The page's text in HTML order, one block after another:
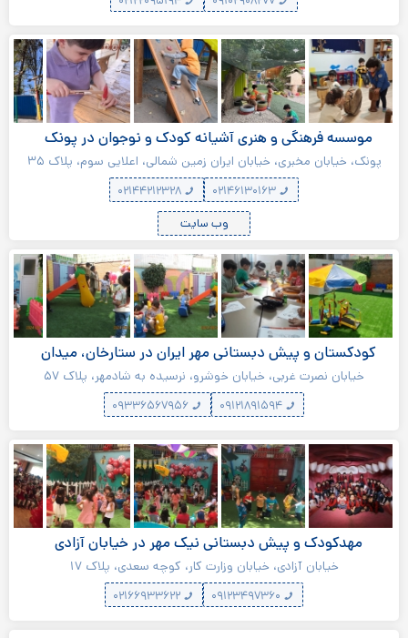
موسسه فرهنگی و هنری آشیانه کودک و نوجوان در پونک
پونک، خیابان مخبری، خیابان ایران زمین شمالی، اعلایی سوم، پلاک ۳۵
وب سایت
کودکستان و پیش دبستانی مهر ایران در ستارخان، میدان
توحید
خیابان نصرت غربی، خیابان خوشرو، نرسیده به شادمهر، پلاک ۵۷
۰۹۱۲۱۸۹۱۵۹۴ ۰۹۳۳۶۵۶۷۹۵۶
مهدکودک و پیش دبستانی نیک مهر در خیابان آزادی
خیابان آزادی، خیابان وزارت کار، کوچه سعدی، پلاک ۱۷